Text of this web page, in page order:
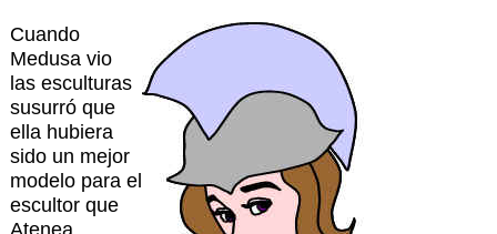
Cuando
Medusa vio
las esculturas
susurró que
ella hubiera
sido un mejor
modelo para el
escultor que
Atenea.